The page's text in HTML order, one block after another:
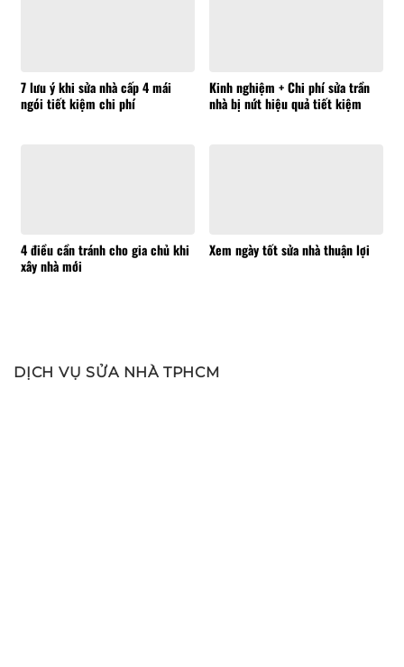
7 lưu ý khi sửa nhà cấp 4 mái
ngói tiết kiệm chi phí
Kinh nghiệm + Chi phí sửa trần
nhà bị nứt hiệu quả tiết kiệm
4 điều cần tránh cho gia chủ khi
xây nhà mới
Xem ngày tốt sửa nhà thuận lợi
DỊCH VỤ SỬA NHÀ TPHCM